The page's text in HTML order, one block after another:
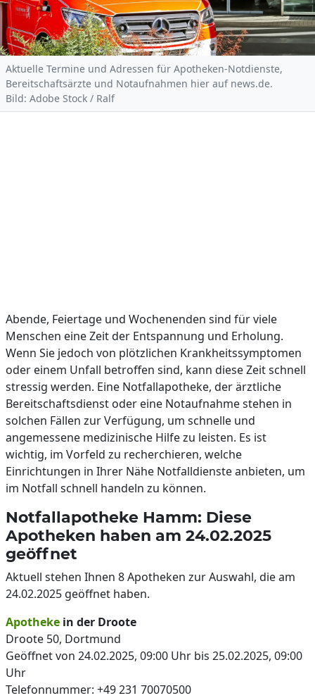
Aktuelle Termine und Adressen für Apotheken-Notdienste,
Bereitschaftsärzte und Notaufnahmen hier auf news.de.
Bild: Adobe Stock / Ralf
Abende, Feiertage und Wochenenden sind für viele
Menschen eine Zeit der Entspannung und Erholung.
Wenn Sie jedoch von plötzlichen Krankheitssymptomen
oder einem Unfall betroffen sind, kann diese Zeit schnell
stressig werden. Eine Notfallapotheke, der ärztliche
Bereitschaftsdienst oder eine Notaufnahme stehen in
solchen Fällen zur Verfügung, um schnelle und
angemessene medizinische Hilfe zu leisten. Es ist
wichtig, im Vorfeld zu recherchieren, welche
Einrichtungen in Ihrer Nähe Notfalldienste anbieten, um
im Notfall schnell handeln zu können.
Notfallapotheke Hamm: Diese
Apotheken haben am 24.02.2025
geöffnet
Aktuell stehen Ihnen 8 Apotheken zur Auswahl, die am
24.02.2025 geöffnet haben.
Apotheke in der Droote
Droote 50, Dortmund
Geöffnet von 24.02.2025, 09:00 Uhr bis 25.02.2025, 09:00
Uhr
Telefonnummer: +49 231 70070500